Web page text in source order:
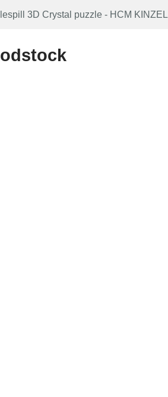
3D Crystal puzzle - HCM KINZEL